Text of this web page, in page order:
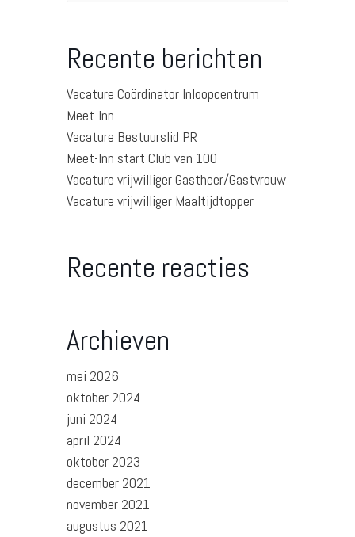
naar:
Recente berichten
Vacature Coördinator Inloopcentrum
Meet-Inn
Vacature Bestuurslid PR
Meet-Inn start Club van 100
Vacature vrijwilliger Gastheer/Gastvrouw
Vacature vrijwilliger Maaltijdtopper
Recente reacties
Archieven
mei 2026
oktober 2024
juni 2024
april 2024
oktober 2023
december 2021
november 2021
augustus 2021